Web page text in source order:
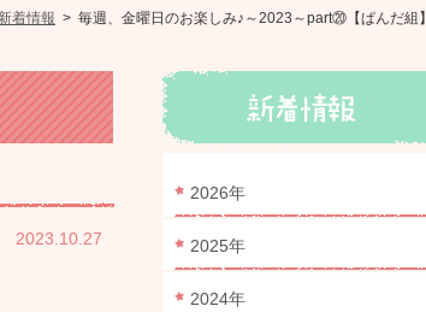
新着情報 > 毎週、金曜日のお楽しみ♪～2023～part⑳【ぱんだ組】
2023.10.27
2026年
2025年
2024年